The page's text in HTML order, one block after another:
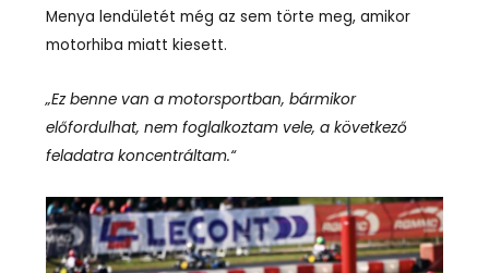
Menya lendületét még az sem törte meg, amikor
motorhiba miatt kiesett.
„Ez benne van a motorsportban, bármikor
előfordulhat, nem foglalkoztam vele, a következő
feladatra koncentráltam.“